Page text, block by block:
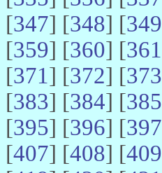
[347] [348] [349
[359] [360] [361
[371] [372] [373
[383] [384] [385
[395] [396] [397
[407] [408] [409